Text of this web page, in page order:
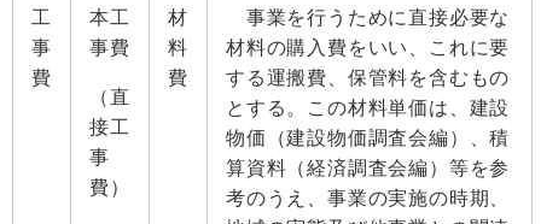
工
事
費
本工
事費
（直
接工
事
費）
材
料
費
事業を行うために直接必要な
材料の購入費をいい、これに要
する運搬費、保管料を含むもの
とする。この材料単価は、建設
物価（建設物価調査会編）、積
算資料（経済調査会編）等を参
考のうえ、事業の実施の時期、